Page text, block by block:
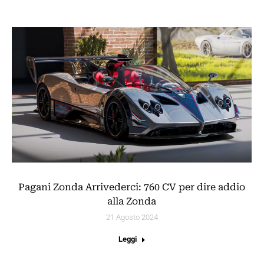
Pagani Zonda Arrivederci: 760 CV per dire addio
alla Zonda
21 Agosto 2024
Leggi